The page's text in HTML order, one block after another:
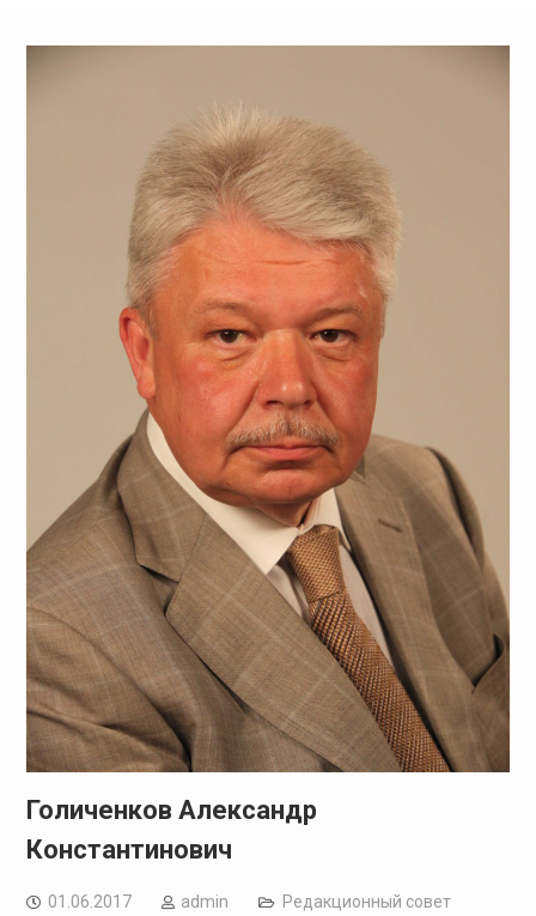
Голиченков Александр
Константинович
01.06.2017 admin Редакционный совет